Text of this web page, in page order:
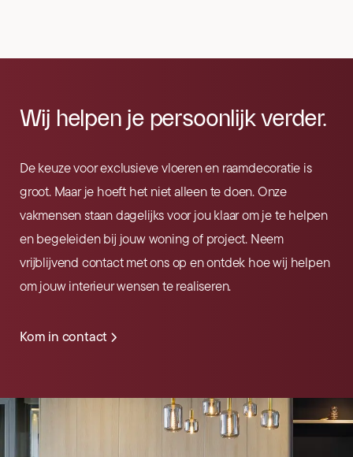
Wij helpen je persoonlijk verder.
De keuze voor exclusieve vloeren en raamdecoratie is
groot. Maar je hoeft het niet alleen te doen. Onze
vakmensen staan dagelijks voor jou klaar om je te helpen
en begeleiden bij jouw woning of project. Neem
vrijblijvend contact met ons op en ontdek hoe wij helpen
om jouw interieur wensen te realiseren.
Kom in contact